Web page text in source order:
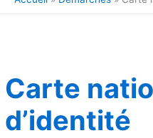
Carte
d’identité